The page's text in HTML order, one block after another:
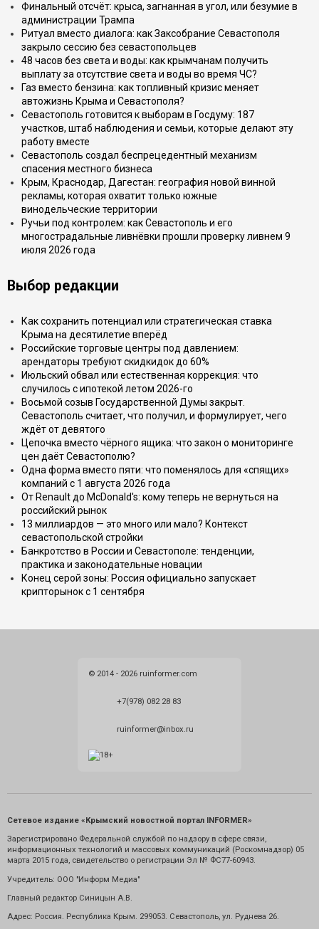
Финальный отсчёт: крыса, загнанная в угол, или безумие в
администрации Трампа
Ритуал вместо диалога: как Заксобрание Севастополя
закрыло сессию без севастопольцев
48 часов без света и воды: как крымчанам получить
выплату за отсутствие света и воды во время ЧС?
Газ вместо бензина: как топливный кризис меняет
автожизнь Крыма и Севастополя?
Севастополь готовится к выборам в Госдуму: 187
участков, штаб наблюдения и семьи, которые делают эту
работу вместе
Севастополь создал беспрецедентный механизм
спасения местного бизнеса
Крым, Краснодар, Дагестан: география новой винной
рекламы, которая охватит только южные
винодельческие территории
Ручьи под контролем: как Севастополь и его
многострадальные ливнёвки прошли проверку ливнем 9
июля 2026 года
Выбор редакции
Как сохранить потенциал или стратегическая ставка
Крыма на десятилетие вперёд
Российские торговые центры под давлением:
арендаторы требуют скидкидок до 60%
Июльский обвал или естественная коррекция: что
случилось с ипотекой летом 2026-го
Восьмой созыв Государственной Думы закрыт.
Севастополь считает, что получил, и формулирует, чего
ждёт от девятого
Цепочка вместо чёрного ящика: что закон о мониторинге
цен даёт Севастополю?
Одна форма вместо пяти: что поменялось для «спящих»
компаний с 1 августа 2026 года
От Renault до McDonald's: кому теперь не вернуться на
российский рынок
13 миллиардов — это много или мало? Контекст
севастопольской стройки
Банкротство в России и Севастополе: тенденции,
практика и законодательные новации
Конец серой зоны: Россия официально запускает
крипторынок с 1 сентября
© 2014 - 2026 ruinformer.com
+7(978) 082 28 83
ruinformer@inbox.ru
Сетевое издание «Крымский новостной портал INFORMER»
Зарегистрировано Федеральной службой по надзору в сфере связи,
информационных технологий и массовых коммуникаций (Роскомнадзор) 05
марта 2015 года, свидетельство о регистрации Эл № ФС77-60943.
Учредитель: ООО "Информ Медиа"
Главный редактор Синицын А.В.
Адрес: Россия. Республика Крым. 299053. Севастополь, ул. Руднева 26.